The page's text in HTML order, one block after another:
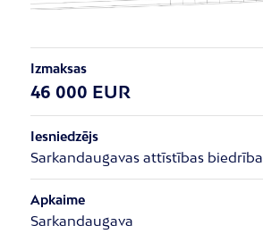
Izmaksas
46 000 EUR
Iesniedzējs
Sarkandaugavas attīstības biedrība
Apkaime
Sarkandaugava